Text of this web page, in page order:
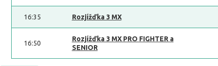
16:35 Rozjížďka 3 MX
16:50
Rozjížďka 3 MX PRO FIGHTER a
SENIOR